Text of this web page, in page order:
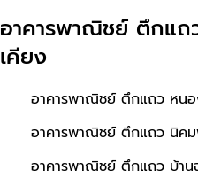
อาคารพาณิชย์ ตึกแถ
เคียง
อาคารพาณิชย์ ตึกแถว หน
อาคารพาณิชย์ ตึกแถว นิค
อาคารพาณิชย์ ตึกแถว บ้าน